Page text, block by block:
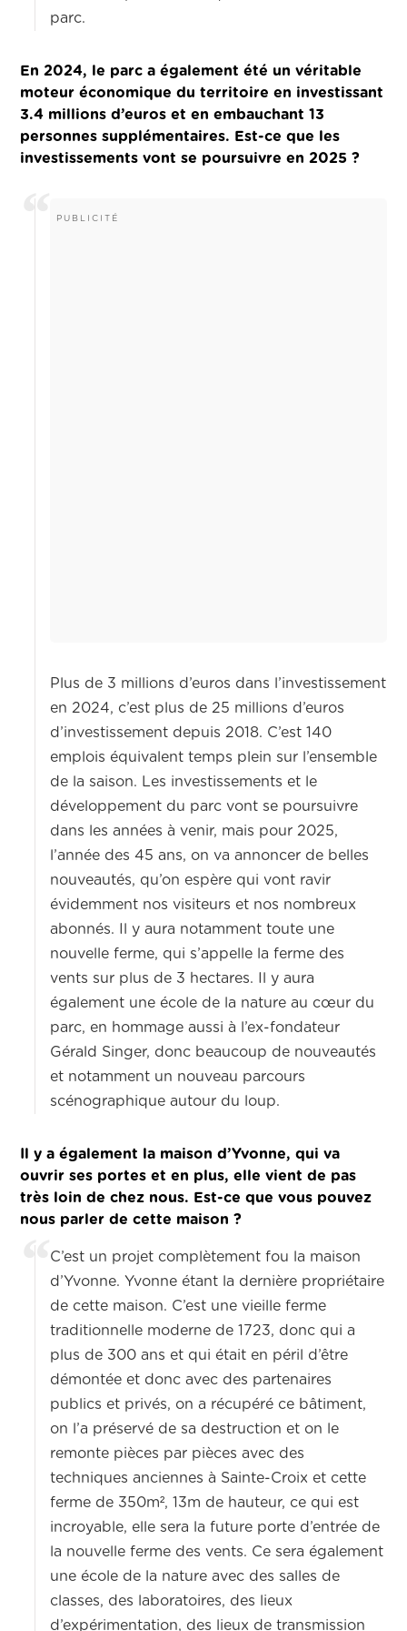
parc.
En 2024, le parc a également été un véritable
moteur économique du territoire en investissant
3.4 millions d’euros et en embauchant 13
personnes supplémentaires. Est-ce que les
investissements vont se poursuivre en 2025 ?
Plus de 3 millions d’euros dans l’investissement
en 2024, c’est plus de 25 millions d’euros
d’investissement depuis 2018. C’est 140
emplois équivalent temps plein sur l’ensemble
de la saison. Les investissements et le
développement du parc vont se poursuivre
dans les années à venir, mais pour 2025,
l’année des 45 ans, on va annoncer de belles
nouveautés, qu’on espère qui vont ravir
évidemment nos visiteurs et nos nombreux
abonnés. Il y aura notamment toute une
nouvelle ferme, qui s’appelle la ferme des
vents sur plus de 3 hectares. Il y aura
également une école de la nature au cœur du
parc, en hommage aussi à l’ex-fondateur
Gérald Singer, donc beaucoup de nouveautés
et notamment un nouveau parcours
scénographique autour du loup.
Il y a également la maison d’Yvonne, qui va
ouvrir ses portes et en plus, elle vient de pas
très loin de chez nous. Est-ce que vous pouvez
nous parler de cette maison ?
C’est un projet complètement fou la maison
d’Yvonne. Yvonne étant la dernière propriétaire
de cette maison. C’est une vieille ferme
traditionnelle moderne de 1723, donc qui a
plus de 300 ans et qui était en péril d’être
démontée et donc avec des partenaires
publics et privés, on a récupéré ce bâtiment,
on l’a préservé de sa destruction et on le
remonte pièces par pièces avec des
techniques anciennes à Sainte-Croix et cette
ferme de 350m², 13m de hauteur, ce qui est
incroyable, elle sera la future porte d’entrée de
la nouvelle ferme des vents. Ce sera également
une école de la nature avec des salles de
classes, des laboratoires, des lieux
d’expérimentation, des lieux de transmission